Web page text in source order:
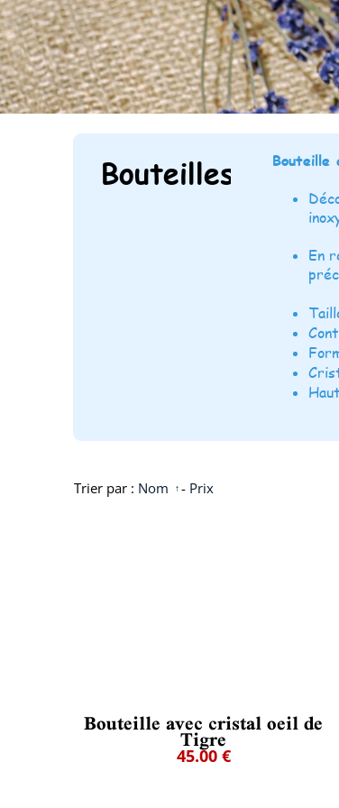
Bouteille
En
Bouteilles
Trier par : Nom - Prix
Bouteille avec cristal oeil de
Tigre
45.00 €